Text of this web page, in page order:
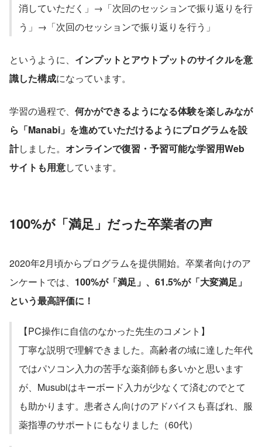
消していただく」→「次回のセッションで振り返りを行
う」→「次回のセッションで振り返りを行う」
というように、 インプットとアウトプットのサイクルを意
識した構成になっています。
学習の過程で、 何かができるようになる体験を楽しみなが
ら「Manabi」を進めていただけるようにプログラムを設
計しました。 オンラインで復習・予習可能な学習用Web
サイトも用意しています。
100%が「満足」だった卒業者の声
2020年2月頃からプログラムを提供開始。卒業者向けのア
ンケートでは、 100%が「満足」、61.5%が「大変満足」
という最高評価に！
【PC操作に自信のなかった先生のコメント】
丁寧な説明で理解できました。高齢者の域に達した年代
ではパソコン入力の苦手な薬剤師も多いかと思います
が、Musubiはキーボード入力が少なくて済むのでとて
も助かります。患者さん向けのアドバイスも喜ばれ、服
薬指導のサポートにもなりました（60代）